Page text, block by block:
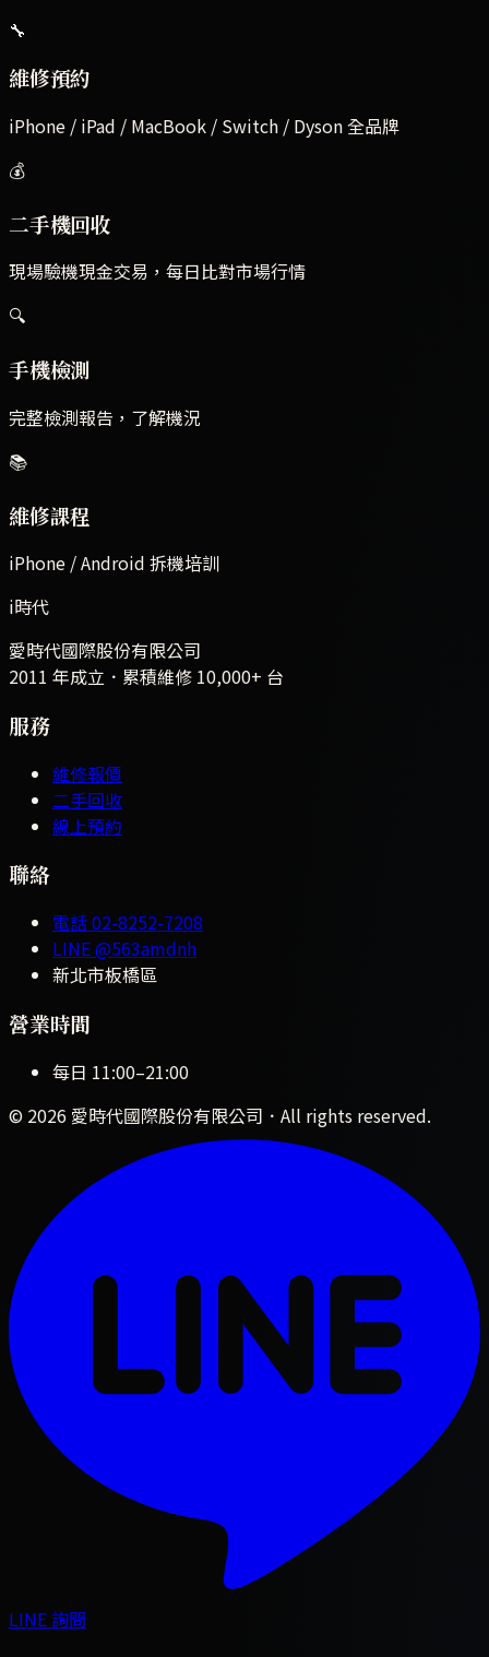
🔧
維修預約
iPhone / iPad / MacBook / Switch / Dyson 全品牌
💰
二手機回收
現場驗機現金交易，每日比對市場行情
🔍
手機檢測
完整檢測報告，了解機況
📚
維修課程
iPhone / Android 拆機培訓
i時代
愛時代國際股份有限公司
2011 年成立．累積維修 10,000+ 台
服務
維修報價
二手回收
線上預約
聯絡
電話02-8252-7208
LINE@563amdnh
新北市板橋區
營業時間
每日 11:00–21:00
© 2026 愛時代國際股份有限公司 ．All rights reserved.
LINE 詢問